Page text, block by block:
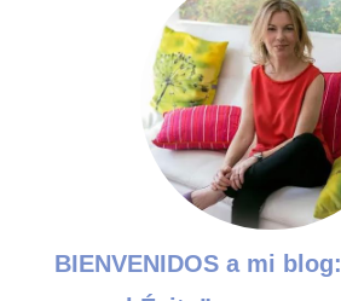
BIENVENIDOS a mi blog: